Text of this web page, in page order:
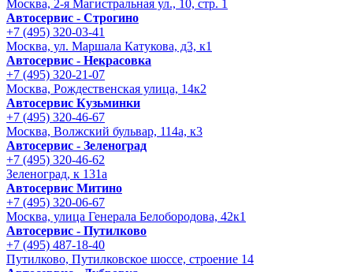
Москва, 2-я Магистральная ул., 10, стр. 1
Автосервис - Строгино
+7 (495) 320-03-41
Москва, ул. Маршала Катукова, д3, к1
Автосервис - Некрасовка
+7 (495) 320-21-07
Москва, Рождественская улица, 14к2
Автосервис Кузьминки
+7 (495) 320-46-67
Москва, Волжский бульвар, 114а, к3
Автосервис - Зеленоград
+7 (495) 320-46-62
Зеленоград, к 131а
Автосервис Митино
+7 (495) 320-06-67
Москва, улица Генерала Белобородова, 42к1
Автосервис - Путилково
+7 (495) 487-18-40
Путилково, Путилковское шоссе, строение 14